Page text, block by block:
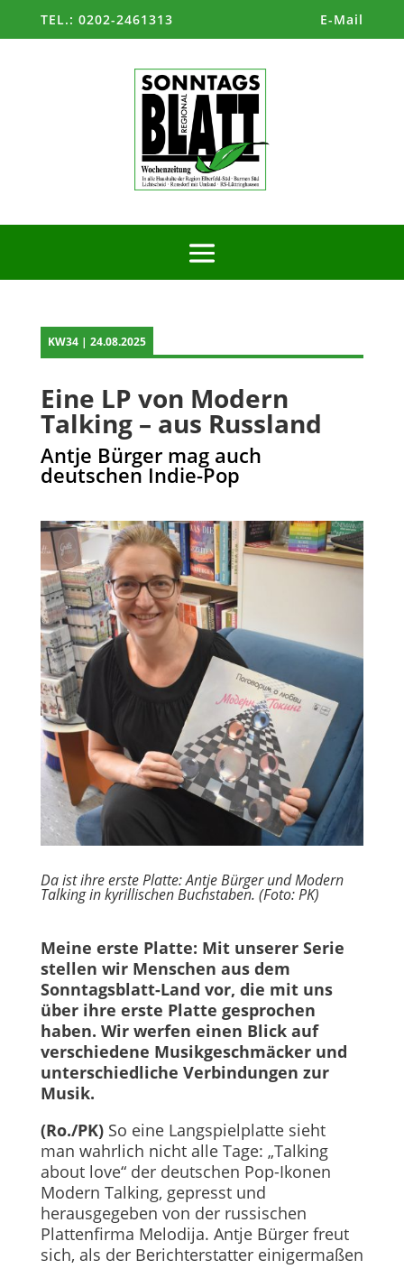
TEL.: 0202-2461313 E-Mail
KW34 | 24.08.2025
Eine LP von Modern
Talking – aus Russland
Antje Bürger mag auch
deutschen Indie-Pop
Da ist ihre erste Platte: Antje Bürger und Modern
Talking in kyrillischen Buchstaben. (Foto: PK)
Meine erste Platte: Mit unserer Serie
stellen wir Menschen aus dem
Sonntagsblatt-Land vor, die mit uns
über ihre erste Platte gesprochen
haben. Wir werfen einen Blick auf
verschiedene Musikgeschmäcker und
unterschiedliche Verbindungen zur
Musik.
(Ro./PK) So eine Langspielplatte sieht
man wahrlich nicht alle Tage: „Talking
about love“ der deutschen Pop-Ikonen
Modern Talking, gepresst und
herausgegeben von der russischen
Plattenfirma Melodija. Antje Bürger freut
sich, als der Berichterstatter einigermaßen